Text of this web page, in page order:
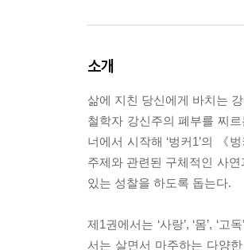
소개
삶에 지친 당신에게 바치는
철학자 강신주의 폐부를 찌
너에서 시작해 ‘벙커1’의 《
주제와 관련된 구체적인 사
있는 성찰을 하도록 돕는다.
제1권에서는 ‘사랑’, ‘몸’, ‘
서는 살면서 마주하는 다양